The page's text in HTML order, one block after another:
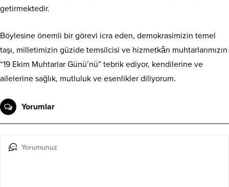
getirmektedir.
Böylesine önemli bir görevi icra eden, demokrasimizin temel
taşı, milletimizin güzide temsilcisi ve hizmetkârı muhtarlarımızın
“19 Ekim Muhtarlar Günü’nü” tebrik ediyor, kendilerine ve
ailelerine sağlık, mutluluk ve esenlikler diliyorum.
Yorumlar